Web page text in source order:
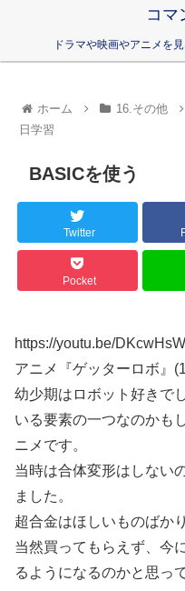
コマ
ドラマや映画やアニメを
ホーム 16.その他
日学習
BASICを使う
Twitter
Pocket
https://youtu.be/
アニメ『ゲッターロボ』
幼少期はロボット好きで
いる要素の一つなのかも
ニメです。
当時は合体変形はしない
ました。
超合金はほしいものばか
当然買ってもらえず、今
るようになるのかと思っ